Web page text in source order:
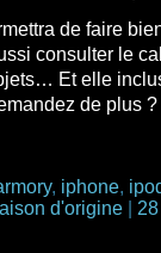
de faire
consulter le
Et elle
de plus
, iphone,
d'origine|